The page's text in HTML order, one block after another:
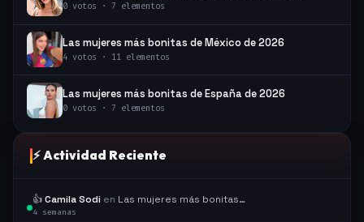
0 votos · 7 elementos
Las mujeres más bonitas de México de 2026
4 votos · 11 elementos
Las mujeres más bonitas de España de 2026
0 votos · 7 elementos
⚡ Actividad Reciente
👍Camila Sodi en Las mujeres más bonitas…
4 semanas